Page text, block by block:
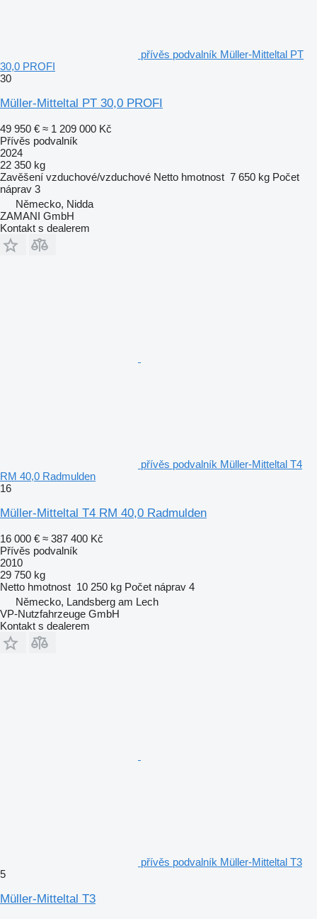
přívěs podvalník Müller-Mitteltal PT
30,0 PROFI
30
Müller-Mitteltal PT 30,0 PROFI
49 950 € ≈ 1 209 000 Kč
Přívěs podvalník
2024
22 350 kg
Zavěšení vzduchové/vzduchové Netto hmotnost 7 650 kg Počet
náprav 3
Německo, Nidda
ZAMANI GmbH
Kontakt s dealerem
přívěs podvalník Müller-Mitteltal T4
RM 40,0 Radmulden
16
Müller-Mitteltal T4 RM 40,0 Radmulden
16 000 € ≈ 387 400 Kč
Přívěs podvalník
2010
29 750 kg
Netto hmotnost 10 250 kg Počet náprav 4
Německo, Landsberg am Lech
VP-Nutzfahrzeuge GmbH
Kontakt s dealerem
přívěs podvalník Müller-Mitteltal T3
5
Müller-Mitteltal T3